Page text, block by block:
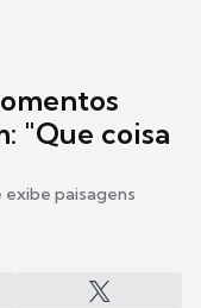
"Que coisa
paisagens